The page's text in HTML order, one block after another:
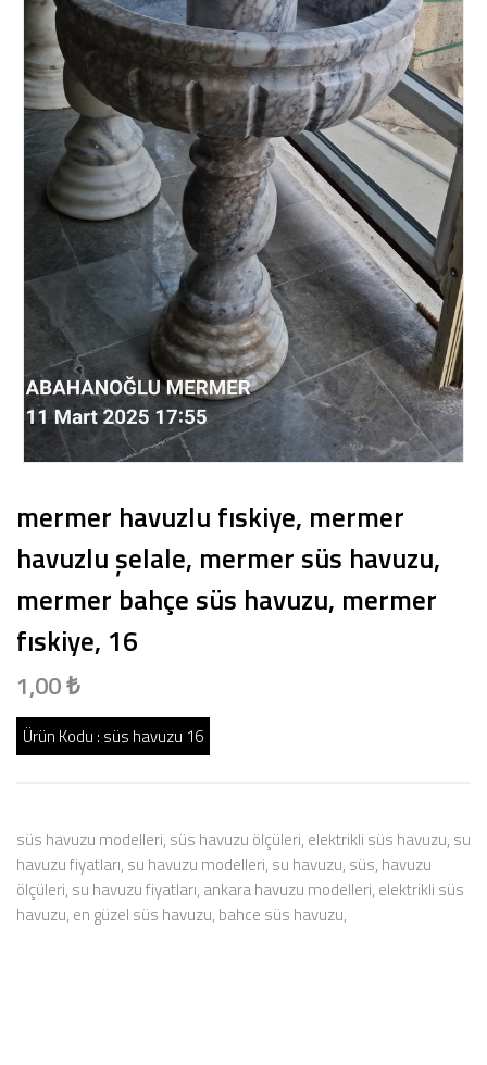
mermer havuzlu fıskiye, mermer
havuzlu şelale, mermer süs havuzu,
mermer bahçe süs havuzu, mermer
fıskiye, 16
1,00 ₺
Ürün Kodu : süs havuzu 16
süs havuzu modelleri, süs havuzu ölçüleri, elektrikli süs havuzu, su
havuzu fiyatları, su havuzu modelleri, su havuzu, süs, havuzu
ölçüleri, su havuzu fiyatları, ankara havuzu modelleri, elektrikli süs
havuzu, en güzel süs havuzu, bahce süs havuzu,